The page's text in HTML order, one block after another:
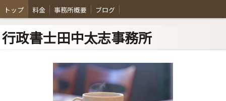
トップ 料金 事務所概要 ブログ
行政書士田中太志事務所